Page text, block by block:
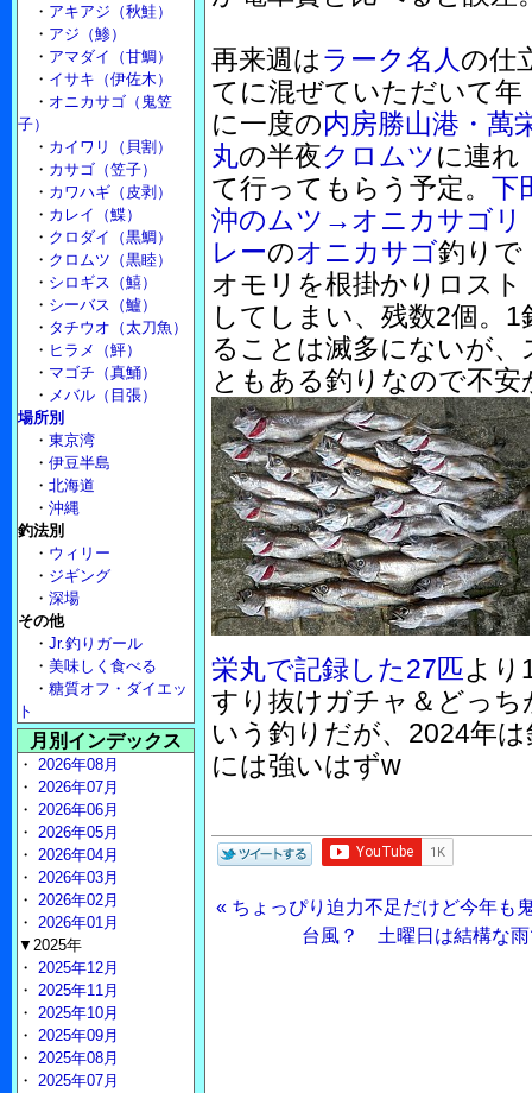
再来週はラーク名人 の仕
てに混ぜていただいて年
に一度の内房勝山港・萬
丸の半夜クロムツに連れ
て行ってもらう予定。 下
沖のムツ→オニカサゴリ
レーのオニカサゴ釣りで
オモリを根掛かりロスト
してしまい、残数2個。
ることは滅多にないが
ともある釣りなので不安
栄丸で記録した27匹より
すり抜けガチャ＆どっ
いう釣りだが、2024年
には強いはずw
« ちょっぴり迫力不足だけど今年も
台風？ 土曜日は結構な雨
・ アキアジ（秋鮭）
・ アジ（鯵）
・ アマダイ（甘鯛）
・ イサキ（伊佐木）
・ オニカサゴ（鬼笠
子）
・ カイワリ（貝割）
・ カサゴ（笠子）
・ カワハギ（皮剥）
・ カレイ（鰈）
・ クロダイ（黒鯛）
・ クロムツ（黒睦）
・ シロギス（鱚）
・ シーバス（鱸）
・ タチウオ（太刀魚）
・ ヒラメ（鮃）
・ マゴチ（真鯒）
・ メバル（目張）
場所別
・ 東京湾
・ 伊豆半島
・ 北海道
・ 沖縄
釣法別
・ ウィリー
・ ジギング
・ 深場
その他
・ Jr.釣りガール
・ 美味しく食べる
・ 糖質オフ・ダイエッ
ト
月別インデックス
・ 2026年08月
・ 2026年07月
・ 2026年06月
・ 2026年05月
・ 2026年04月
・ 2026年03月
・ 2026年02月
・ 2026年01月
▼2025年
・ 2025年12月
・ 2025年11月
・ 2025年10月
・ 2025年09月
・ 2025年08月
・ 2025年07月